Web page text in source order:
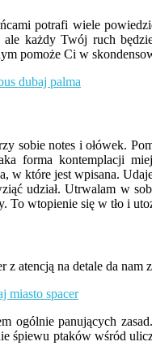
potrafi wiele
każdy Twój ruch
pomoże Ci w
sobie notes i ołówek.
forma kontemplacji
które jest wpisana.
udział. Utrwalam w
wtopienie się w tło i
atencją na detale da
panujących
śpiewu ptaków wśród